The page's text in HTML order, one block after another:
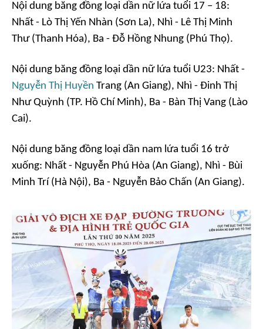
Nội dung băng đồng loại dần nữ lứa tuổi 17 – 18:
Nhất - Lò Thị Yến Nhàn (Sơn La), Nhì - Lê Thị Minh
Thư (Thanh Hóa), Ba - Đỗ Hồng Nhung (Phú Thọ).
Nội dung băng đồng loại dần nữ lứa tuổi U23: Nhất -
Nguyễn Thị Huyền Trang (An Giang), Nhì - Đinh Thị
Như Quỳnh (TP. Hồ Chí Minh), Ba - Bàn Thị Vang (Lào
Cai).
Nội dung băng đồng loại dần nam lứa tuổi 16 trở
xuống: Nhất - Nguyễn Phú Hòa (An Giang), Nhì - Bùi
Minh Trí (Hà Nội), Ba - Nguyễn Bảo Chấn (An Giang).